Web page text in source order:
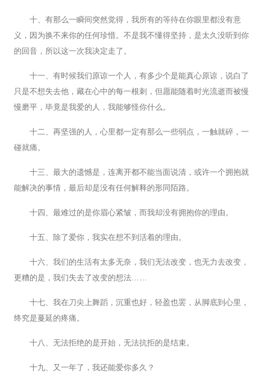
十、有那么一瞬间突然觉得，我所有的等待在你眼里都没有意
义，因为换不来你的任何珍惜。不是我不懂得坚持，是太久没听到你
的回音，所以这一次我决定走了。
十一、有时候我们原谅一个人，有多少个是能真心原谅，说白了
只是不想失去他，藏在心中的每一根刺，但愿能随着时光流逝而被慢
慢磨平，毕竟是我爱的人，我能够怪你什么。
十二、再坚强的人，心里都一定有那么一些弱点，一触就碎，一
碰就痛。
十三、最大的遗憾是，连离开都不能当面说清，或许一个拥抱就
能解决的事情，最后却是没有任何解释的形同陌路。
十四、最难过的是你眉心紧皱，而我却没有拥抱你的理由。
十五、除了爱你，我实在想不到活着的理由。
十六、我们的生活有太多无奈，我们无法改变，也无力去改变，
更糟的是，我们失去了改变的想法……
十七、我在刀尖上舞蹈，沉重也好，轻盈也罢，从脚底到心里，
终究是蔓延的疼痛。
十八、无法拒绝的是开始，无法抗拒的是结束。
十九、又一年了，我还能爱你多久？